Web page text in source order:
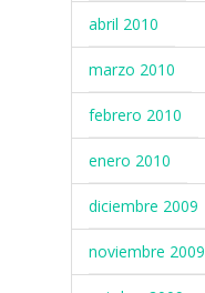
abril 2010
marzo 2010
febrero 2010
enero 2010
diciembre 2009
noviembre 2009